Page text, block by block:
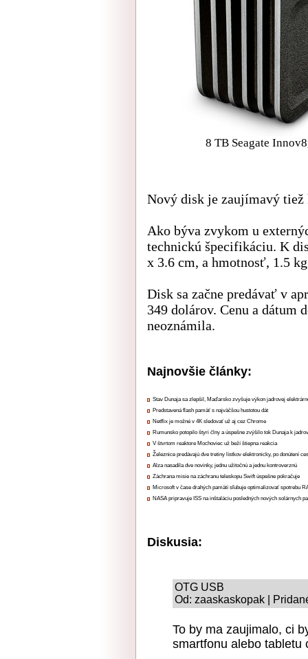
8 TB Seagate
Nový disk je zaujímavý tiež
Ako býva zvykom u
technickú špecifikáciu. K
x 3.6 cm, a hmotnosť, 1.5
Disk sa začne predávať v
349 dolárov. Cenu a dátum
neoznámila.
Najnovšie články:
Stav Dunaja sa zlepšil, Maďarsko zvyšuje výkon jadrovej
Predstavená flash pamäť s najväčšou hustotou dát
Netflix je možné v 4K sledovať už aj cez Chrome
Rumunsko potopilo štyri člny a úspešne zvýšilo tok Dunaja k
V štvrtom reaktore Mochoviec už beží štiepna reakcia
Železnice predávajú dve tretiny lístkov elektronicky, po donútení
Alza nasadila dve novinky, jednu užitočnú a jednu kontroverznú
Záchrana misie na záchranu teleskopu Swift úspešne pokračuje
Microsoft v čase drahých pamätí sľubuje optimalizovať spotrebu
NASA pripravuje ISS na inštaláciu posledných nových solárnych
Diskusia:
OTG USB
Od: zaaskaskopak |
To by ma zaujimalo, ci
smartfonu alebo tabletu